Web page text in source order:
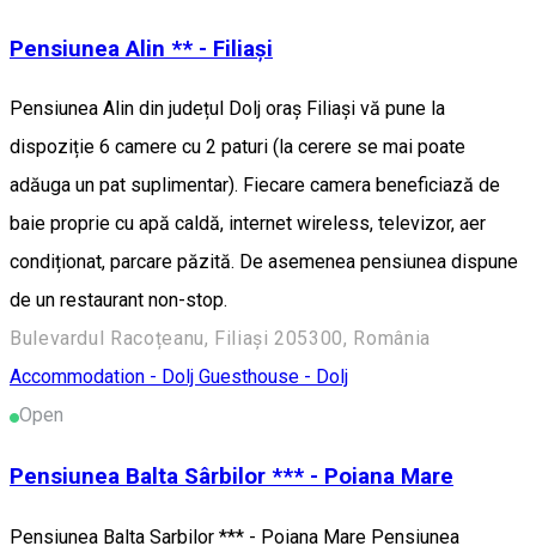
Pensiunea Alin ** - Filiași
Pensiunea Alin din județul Dolj oraș Filiași vă pune la
dispoziție 6 camere cu 2 paturi (la cerere se mai poate
adăuga un pat suplimentar). Fiecare camera beneficiază de
baie proprie cu apă caldă, internet wireless, televizor, aer
condiționat, parcare păzită. De asemenea pensiunea dispune
de un restaurant non-stop.
Bulevardul Racoțeanu, Filiași 205300, România
Accommodation - Dolj Guesthouse - Dolj
Open
Pensiunea Balta Sârbilor *** - Poiana Mare
Pensiunea Balta Sarbilor *** - Poiana Mare Pensiunea